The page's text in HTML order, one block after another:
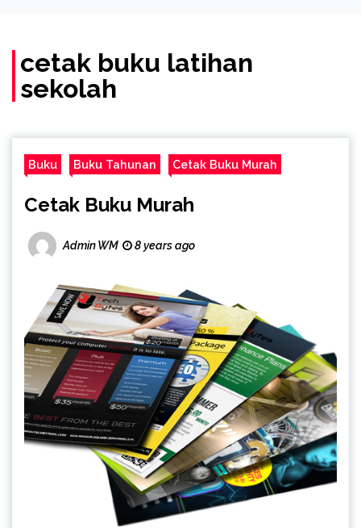
cetak buku latihan
sekolah
Buku Buku Tahunan Cetak Buku Murah
Cetak Buku Murah
Admin WM 8 years ago